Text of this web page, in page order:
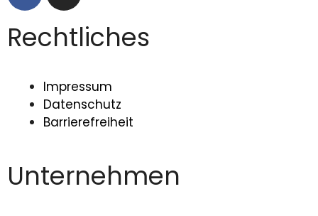
Rechtliches
Impressum
Datenschutz
Barrierefreiheit
Unternehmen